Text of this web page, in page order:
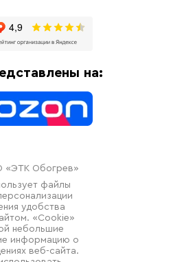
на:
«ЭТК Обогрев»
файлы
удобства
«Cookie»
небольшие
информацию о
веб-сайта.